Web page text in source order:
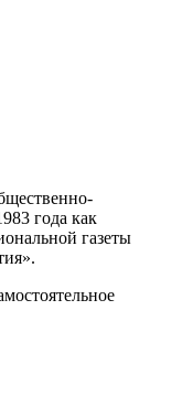
года как
газеты